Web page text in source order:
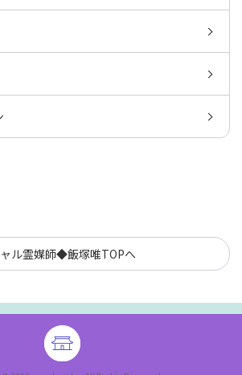
ル霊媒師◆飯塚唯TOPへ